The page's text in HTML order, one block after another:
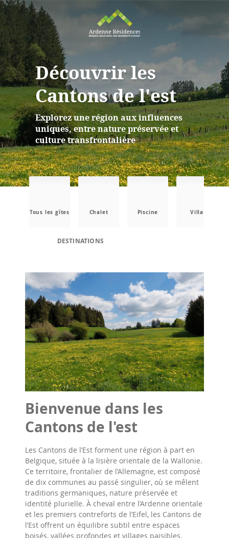
Découvrir les
Cantons de l'est
Explorez une région aux influences
uniques, entre nature préservée et
culture transfrontalière
Tous les gîtes Chalet Piscine Villa
DESTINATIONS
Bienvenue dans les
Cantons de l'est
Les Cantons de l’Est forment une région à part en
Belgique, située à la lisière orientale de la Wallonie.
Ce territoire, frontalier de l’Allemagne, est composé
de dix communes au passé singulier, où se mêlent
traditions germaniques, nature préservée et
identité plurielle. À cheval entre l’Ardenne orientale
et les premiers contreforts de l’Eifel, les Cantons de
l’Est offrent un équilibre subtil entre espaces
boisés, vallées profondes et villages paisibles.